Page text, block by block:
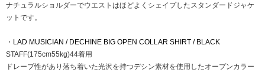
ナチュラルショルダーでウエストはほどよくシェイプしたスタンダードジャケ
ットです。
・ LAD MUSICIAN / DECHINE BIG OPEN COLLAR SHIRT / BLACK
STAFF(175cm55kg)44着用
ドレープ性があり落ち着いた光沢を持つデシン素材を使用したオープンカラー